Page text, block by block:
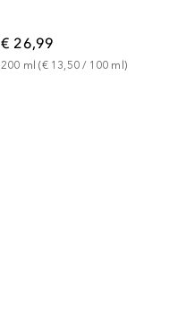
€ 26,99
200 ml (€ 13,50 / 100 ml )